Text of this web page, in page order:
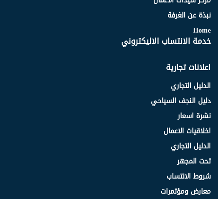
نبذة عن الغرفة
Home
خدمة الانتساب الاليكتروني
اعلانات تجارية
الدليل التجاري
دليل النجف السياحي
نشرة اسعار
اخلاقيات الاعمال
الدليل التجاري
تحت المجهر
شروط الانتساب
معارض ومؤتمرات